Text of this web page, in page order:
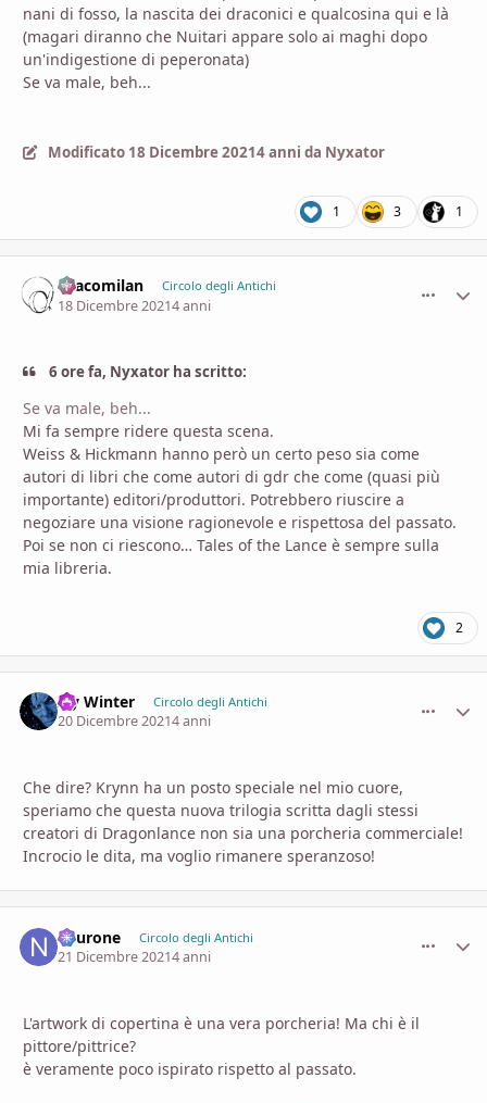
nani di fosso, la nascita dei draconici e qualcosina qui e là
(magari diranno che Nuitari appare solo ai maghi dopo
un'indigestione di peperonata)
Se va male, beh...
Modificato 18 Dicembre 20214 anni da Nyxator
1 3 1
Dracomilan Circolo degli Antichi
18 Dicembre 20214 anni
6 ore fa, Nyxator ha scritto:
Se va male, beh...
Mi fa sempre ridere questa scena.
Weiss & Hickmann hanno però un certo peso sia come
autori di libri che come autori di gdr che come (quasi più
importante) editori/produttori. Potrebbero riuscire a
negoziare una visione ragionevole e rispettosa del passato.
Poi se non ci riescono… Tales of the Lance è sempre sulla
mia libreria.
2
Icy Winter Circolo degli Antichi
20 Dicembre 20214 anni
Che dire? Krynn ha un posto speciale nel mio cuore,
speriamo che questa nuova trilogia scritta dagli stessi
creatori di Dragonlance non sia una porcheria commerciale!
Incrocio le dita, ma voglio rimanere speranzoso!
neurone Circolo degli Antichi
21 Dicembre 20214 anni
L'artwork di copertina è una vera porcheria! Ma chi è il
pittore/pittrice?
è veramente poco ispirato rispetto al passato.